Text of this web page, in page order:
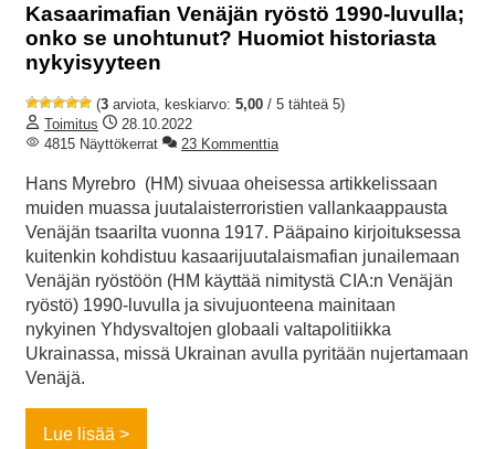
Kasaarimafian Venäjän ryöstö 1990-luvulla;
onko se unohtunut? Huomiot historiasta
nykyisyyteen
(3 arviota, keskiarvo: 5,00 / 5 tähteä 5)
Toimitus
28.10.2022
4815 Näyttökerrat
23 Kommenttia
Hans Myrebro (HM) sivuaa oheisessa artikkelissaan
muiden muassa juutalaisterroristien vallankaappausta
Venäjän tsaarilta vuonna 1917. Pääpaino kirjoituksessa
kuitenkin kohdistuu kasaarijuutalaismafian junailemaan
Venäjän ryöstöön (HM käyttää nimitystä CIA:n Venäjän
ryöstö) 1990-luvulla ja sivujuonteena mainitaan
nykyinen Yhdysvaltojen globaali valtapolitiikka
Ukrainassa, missä Ukrainan avulla pyritään nujertamaan
Venäjä.
Lue lisää